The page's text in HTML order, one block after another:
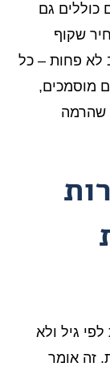
כוללים גם
שקוף
לא פחות – כל
מוסמכים,
שהרמה
גיל ולא
זה אומר